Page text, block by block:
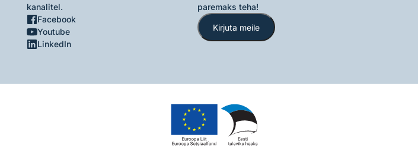
kanalitel.
Facebook
Youtube
LinkedIn
paremaks teha!
Kirjuta meile